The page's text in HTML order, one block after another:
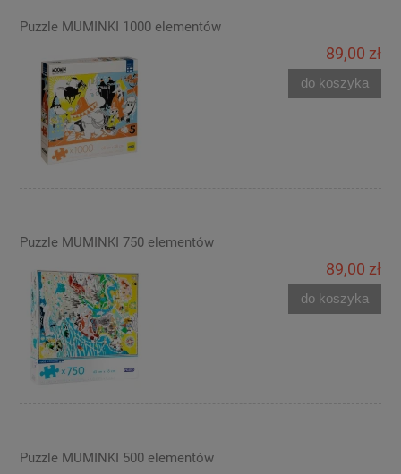
Puzzle MUMINKI 1000 elementów
89,00 zł
do koszyka
Puzzle MUMINKI 750 elementów
89,00 zł
do koszyka
Puzzle MUMINKI 500 elementów